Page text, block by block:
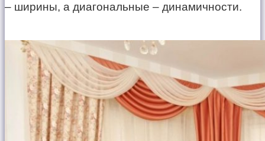
– ширины, а диагональные – динамичности.